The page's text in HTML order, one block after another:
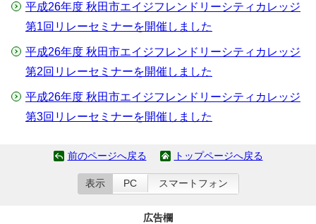
平成26年度 秋田市エイジフレンドリーシティカレッジ
第1回リレーセミナーを開催しました
平成26年度 秋田市エイジフレンドリーシティカレッジ
第2回リレーセミナーを開催しました
平成26年度 秋田市エイジフレンドリーシティカレッジ
第3回リレーセミナーを開催しました
前のページへ戻る トップページへ戻る
表示 PC スマートフォン
広告欄